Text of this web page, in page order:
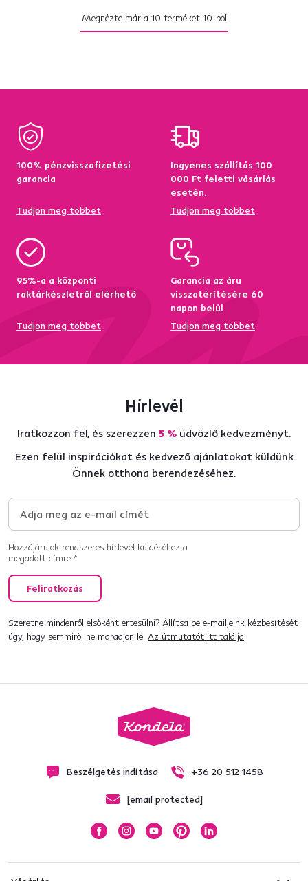
Megnézte már a 10 terméket 10-ból
100% pénzvisszafizetési
garancia
Tudjon meg többet
Ingyenes szállítás 100
000 Ft feletti vásárlás
esetén.
Tudjon meg többet
95%-a a központi
raktárkészletről elérhető
Tudjon meg többet
Garancia az áru
visszatérítésére 60
napon belül
Tudjon meg többet
Hírlevél
Iratkozzon fel, és szerezzen 5 %üdvözlő kedvezményt.
Ezen felül inspirációkat és kedvező ajánlatokat küldünk
Önnek otthona berendezéséhez.
Hozzájárulok rendszeres hírlevél küldéséhez a
megadott címre.*
Feliratkozás
Szeretne mindenről elsőként értesülni? Állítsa be e-mailjeink kézbesítését
úgy, hogy semmiről ne maradjon le. Az útmutatót itt találja.
Beszélgetés indítása +36 20 512 1458
[email protected]